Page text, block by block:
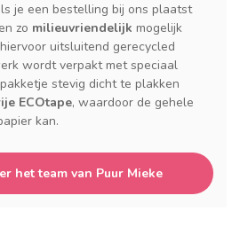
je een bestelling bij ons plaatst
en zo milieuvriendelijk mogelijk
uitsluitend gerecycled
wordt verpakt met speciaal
stevig dicht te plakken
ECOtape, waardoor de gehele
kan.
het team van Puur Mieke